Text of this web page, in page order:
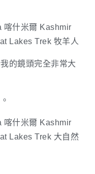
的鏡頭完全非常大